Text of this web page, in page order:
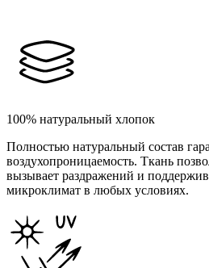
100% натуральный хлопок
Полностью натуральный состав
воздухопроницаемость. Ткань
вызывает раздражений и
микроклимат в любых условиях.